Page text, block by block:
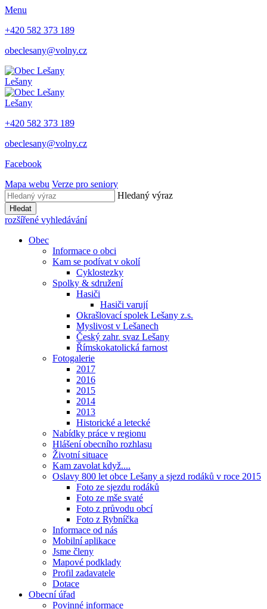
Menu
+420 582 373 189
obeclesany@volny.cz
Lešany
Lešany
+420 582 373 189
obeclesany@volny.cz
Facebook
Mapa webu Verze pro seniory
Hledaný výraz
Hledat
rozšířené vyhledávání
Obec
Informace o obci
Kam se podívat v okolí
Cyklostezky
Spolky & sdružení
Hasiči
Hasiči varují
Okrašlovací spolek Lešany z.s.
Myslivost v Lešanech
Český zahr. svaz Lešany
Římskokatolická farnost
Fotogalerie
2017
2016
2015
2014
2013
Historické a letecké
Nabídky práce v regionu
Hlášení obecního rozhlasu
Životní situace
Kam zavolat když....
Oslavy 800 let obce Lešany a sjezd rodáků v roce 2015
Foto ze sjezdu rodáků
Foto ze mše svaté
Foto z průvodu obcí
Foto z Rybníčka
Informace od nás
Mobilní aplikace
Jsme členy
Mapové podklady
Profil zadavatele
Dotace
Obecní úřad
Povinné informace